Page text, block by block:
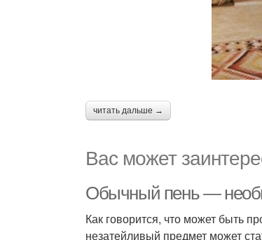
читать дальше →
Вас может
Обычный пень —
Как говорится, что может быть
незатейливый предмет может